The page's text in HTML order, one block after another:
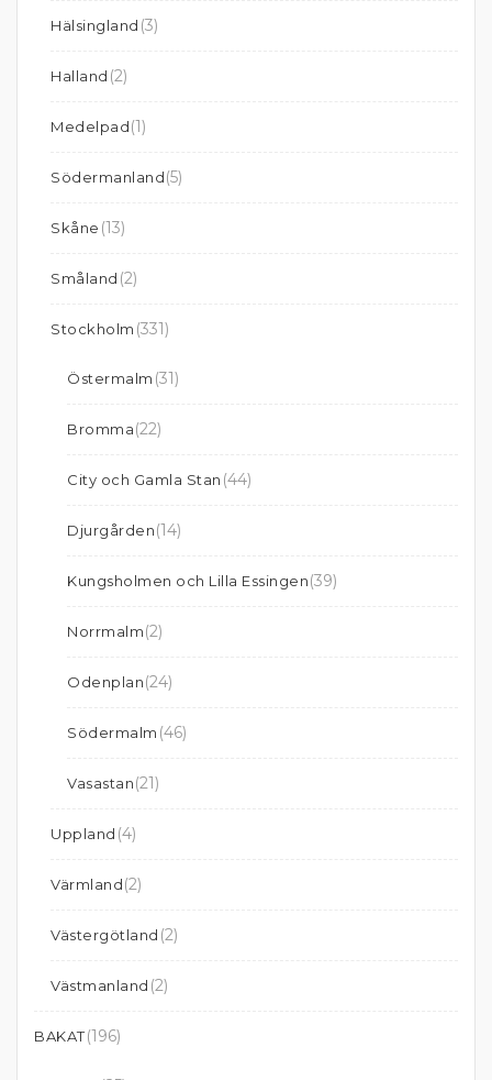
Hälsingland (3)
Halland (2)
Medelpad(1)
Södermanland(5)
Skåne (13)
Småland (2)
Stockholm (331)
Östermalm (31)
Bromma(22)
City och Gamla Stan (44)
Djurgården(14)
Kungsholmen och Lilla Essingen(39)
Norrmalm(2)
Odenplan(24)
Södermalm (46)
Vasastan(21)
Uppland (4)
Värmland(2)
Västergötland (2)
Västmanland (2)
BAKAT(196)